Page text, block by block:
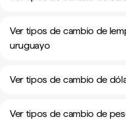
Ver tipos de cambio de
uruguayo
Ver tipos de cambio de
Ver tipos de cambio de